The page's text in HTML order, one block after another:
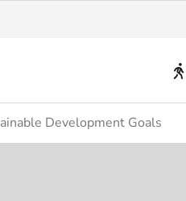
Development Goals